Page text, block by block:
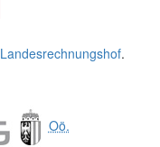
Landesrechnungshof.
Oö.